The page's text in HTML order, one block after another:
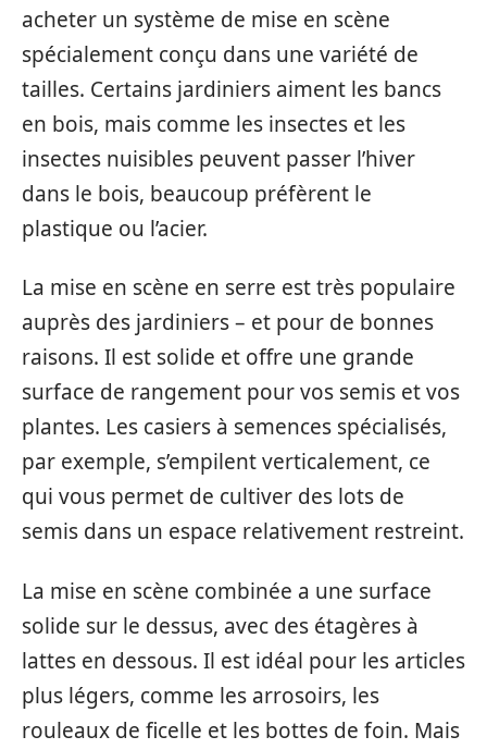
acheter un système de mise en scène
spécialement conçu dans une variété de
tailles. Certains jardiniers aiment les bancs
en bois, mais comme les insectes et les
insectes nuisibles peuvent passer l’hiver
dans le bois, beaucoup préfèrent le
plastique ou l’acier.
La mise en scène en serre est très populaire
auprès des jardiniers – et pour de bonnes
raisons. Il est solide et offre une grande
surface de rangement pour vos semis et vos
plantes. Les casiers à semences spécialisés,
par exemple, s’empilent verticalement, ce
qui vous permet de cultiver des lots de
semis dans un espace relativement restreint.
La mise en scène combinée a une surface
solide sur le dessus, avec des étagères à
lattes en dessous. Il est idéal pour les articles
plus légers, comme les arrosoirs, les
rouleaux de ficelle et les bottes de foin. Mais